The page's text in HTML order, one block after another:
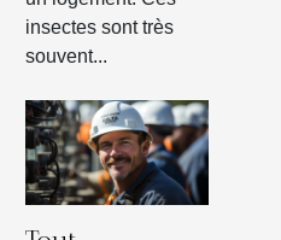
insectes sont très
souvent...